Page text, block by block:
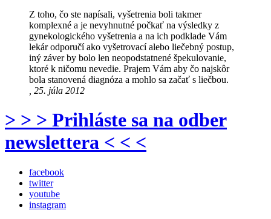
Z toho, čo ste napísali, vyšetrenia boli takmer
komplexné a je nevyhnutné počkať na výsledky z
gynekologického vyšetrenia a na ich podklade Vám
lekár odporučí ako vyšetrovací alebo liečebný postup,
iný záver by bolo len neopodstatnené špekulovanie,
ktoré k ničomu nevedie. Prajem Vám aby čo najskôr
bola stanovená diagnóza a mohlo sa začať s liečbou.
, 25. júla 2012
> > > Prihláste sa na odber
newslettera < < <
facebook
twitter
youtube
instagram